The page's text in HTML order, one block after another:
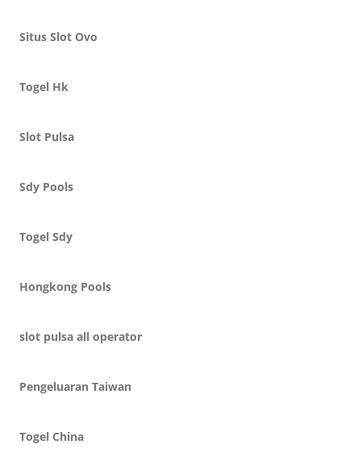
Situs Slot Ovo
Togel Hk
Slot Pulsa
Sdy Pools
Togel Sdy
Hongkong Pools
slot pulsa all operator
Pengeluaran Taiwan
Togel China